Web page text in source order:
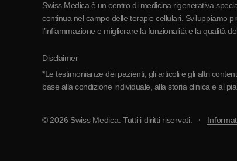
Swiss Medica è un centro di medicina rigenerativa
continua nel campo delle terapie cellulari. Sviluppiamo
l’infiammazione e migliorare la funzionalità e la qualità
Disclaimer
*Le testimonianze dei pazienti, gli articoli e gli altri
base alla condizione individuale, alla storia clinica e al
© 2026 Swiss Medica. Tutti i diritti riservati.